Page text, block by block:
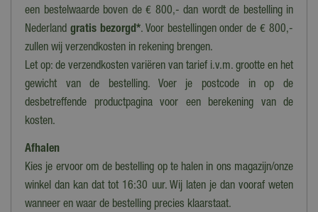
een bestelwaarde boven de € 800,- dan wordt de bestelling in
Nederland gratis bezorgd*. Voor bestellingen onder de € 800,-
zullen wij verzendkosten in rekening brengen.
Let op: de verzendkosten variëren van tarief i.v.m. grootte en het
gewicht van de bestelling. Voer je postcode in op de
desbetreffende productpagina voor een berekening van de
kosten.
Afhalen
Kies je ervoor om de bestelling op te halen in ons magazijn/onze
winkel dan kan dat tot 16:30 uur. Wij laten je dan vooraf weten
wanneer en waar de bestelling precies klaarstaat.